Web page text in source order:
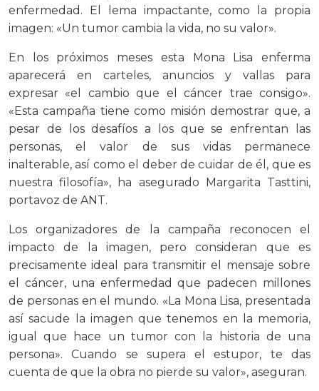
enfermedad. El lema impactante, como la propia
imagen: «Un tumor cambia la vida, no su valor».
En los próximos meses esta Mona Lisa enferma
aparecerá en carteles, anuncios y vallas para
expresar «el cambio que el cáncer trae consigo».
«Esta campaña tiene como misión demostrar que, a
pesar de los desafíos a los que se enfrentan las
personas, el valor de sus vidas permanece
inalterable, así como el deber de cuidar de él, que es
nuestra filosofía», ha asegurado Margarita Tasttini,
portavoz de ANT.
Los organizadores de la campaña reconocen el
impacto de la imagen, pero consideran que es
precisamente ideal para transmitir el mensaje sobre
el cáncer, una enfermedad que padecen millones
de personas en el mundo. «La Mona Lisa, presentada
así sacude la imagen que tenemos en la memoria,
igual que hace un tumor con la historia de una
persona». Cuando se supera el estupor, te das
cuenta de que la obra no pierde su valor», aseguran.